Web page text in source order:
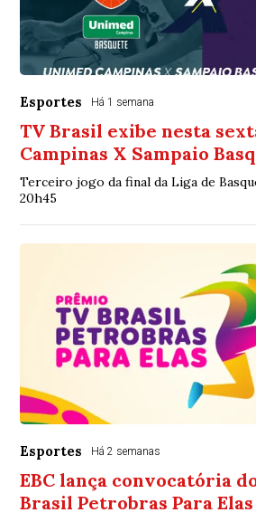
Esportes Há 1 semana
TV Brasil exibe nesta
Campinas X Sampaio
Terceiro jogo da final da Liga de
20h45
Esportes Há 2 semanas
EBC lança convocatória
Brasil Petrobras Para Elas